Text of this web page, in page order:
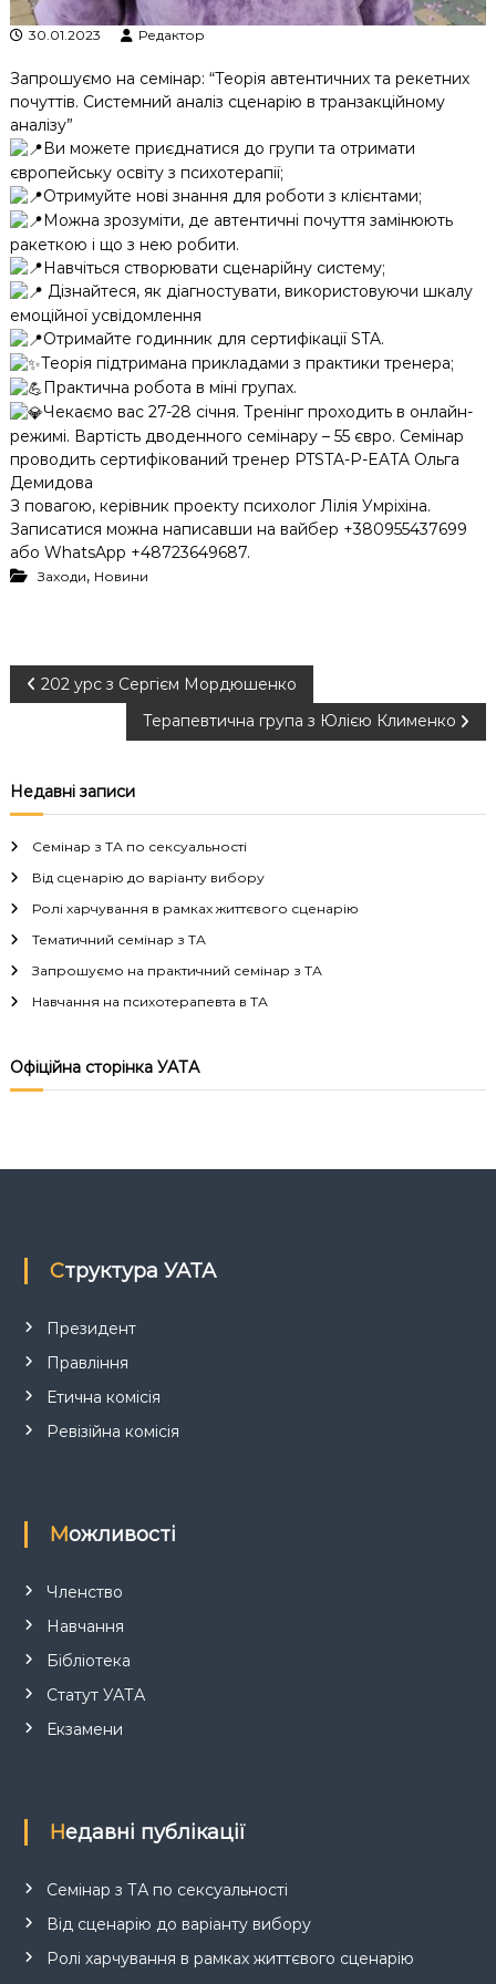
30.01.2023 Редактор
Запрошуємо на семінар: “Теорія автентичних та рекетних
почуттів. Системний аналіз сценарію в транзакційному
аналізу”
Ви можете приєднатися до групи та отримати
європейську освіту з психотерапії;
Отримуйте нові знання для роботи з клієнтами;
Можна зрозуміти, де автентичні почуття замінюють
ракеткою і що з нею робити.
Навчіться створювати сценарійну систему;
Дізнайтеся, як діагностувати, використовуючи шкалу
емоційної усвідомлення
Отримайте годинник для сертифікації STA.
Теорія підтримана прикладами з практики тренера;
Практична робота в міні групах.
Чекаємо вас 27-28 січня. Тренінг проходить в онлайн-
режимі. Вартість дводенного семінару – 55 євро. Семінар
проводить сертифікований тренер PTSTA-P-EATA Ольга
Демидова
З повагою, керівник проекту психолог Лілія Умріхіна.
Записатися можна написавши на вайбер +380955437699
або WhatsApp +48723649687.
Заходи, Новини
Н
в
і
г
а
ц
я
и
с
в
202 урс з Сергієм Мордюшенко
Терапевтична група з Юлією Клименко
Недавні записи
Семінар з ТА по сексуальності
Від сценарію до варіанту вибору
Ролі харчування в рамках життєвого сценарію
Тематичний семінар з ТА
Запрошуємо на практичний семінар з ТА
Навчання на психотерапевта в ТА
Офіційна сторінка УАТА
Структура УАТА
Президент
Правління
Етична комісія
Ревізійна комісія
Можливості
Членство
Навчання
Бібліотека
Статут УАТА
Екзамени
Недавні публікації
Семінар з ТА по сексуальності
Від сценарію до варіанту вибору
Ролі харчування в рамках життєвого сценарію